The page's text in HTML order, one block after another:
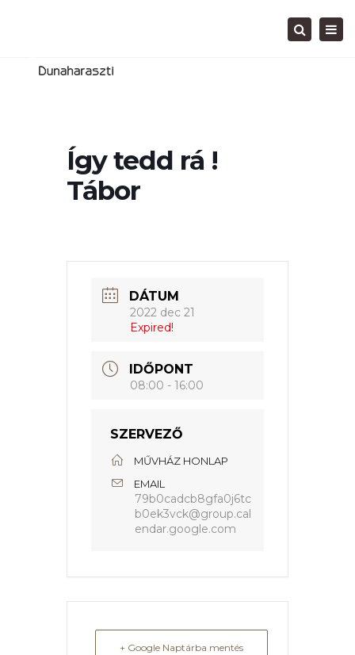
Search
Így tedd rá !
Tábor
DÁTUM
2022 dec 21
Expired!
IDŐPONT
08:00 - 16:00
SZERVEZŐ
MŰVHÁZ HONLAP
EMAIL
79b0cadcb8gfa0j6tc
b0ek3vck@group.cal
endar.google.com
+ Google Naptárba mentés